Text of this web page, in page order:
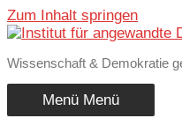
Zum Inhalt springen
Wissenschaft & Demokratie
Menü Menü